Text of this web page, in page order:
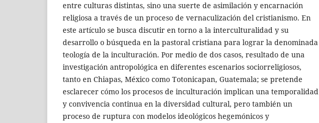
entre culturas distintas, sino una suerte de asimilación y encarnación
religiosa a través de un proceso de vernaculización del cristianismo. En
este artículo se busca discutir en torno a la interculturalidad y su
desarrollo o búsqueda en la pastoral cristiana para lograr la denominada
teología de la inculturación. Por medio de dos casos, resultado de una
investigación antropológica en diferentes escenarios sociorreligiosos,
tanto en Chiapas, México como Totonicapan, Guatemala; se pretende
esclarecer cómo los procesos de inculturación implican una temporalidad
y convivencia continua en la diversidad cultural, pero también un
proceso de ruptura con modelos ideológicos hegemónicos y